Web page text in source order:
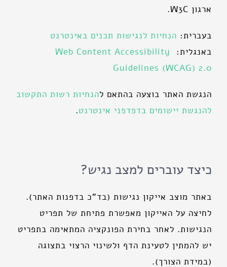
ארגון W3C.
בעברית: הנחיות לנגישות תכנים באינטרנט
באנגלית: Web Content Accessibility
Guidelines (WCAG) 2.0
הנגשת האתר בוצעה בהתאם להנחיות רשות התקשוב
להנגשת יישומים בדפדפני אינטרנט.
כיצד עוברים למצב נגיש?
באתר מוצב אייקון נגישות (בד"כ בדפנות האתר).
לחיצה על האייקון מאפשרת פתיחת של תפריט
הנגישות. לאחר בחירת הפונקציה המתאימה בתפריט
יש להמתין לטעינת הדף ולשינוי הרצוי בתצוגה
(במידת הצורך).